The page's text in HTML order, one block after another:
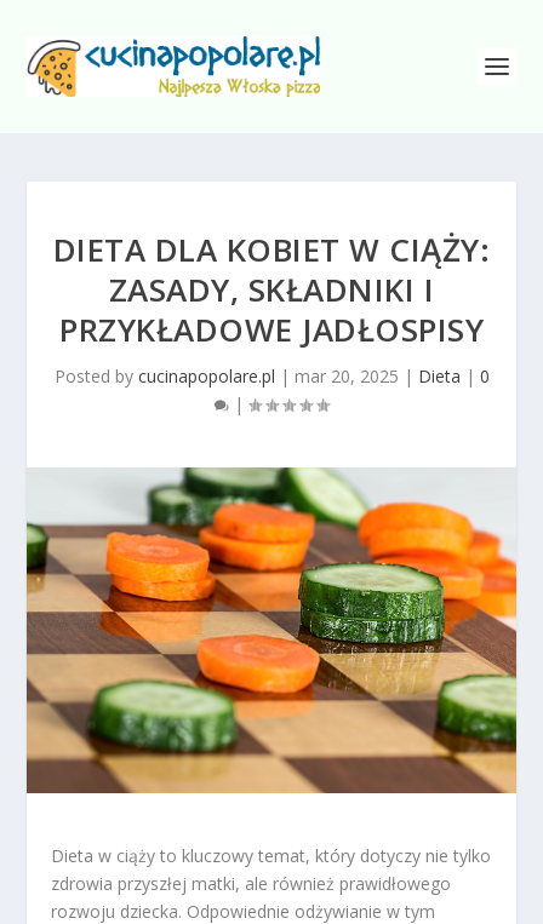
DIETA DLA KOBIET W CIĄŻY:
ZASADY, SKŁADNIKI I
PRZYKŁADOWE JADŁOSPISY
Posted by cucinapopolare.pl | mar 20, 2025 | Dieta | 0
|
Dieta w ciąży to kluczowy temat, który dotyczy nie tylko
zdrowia przyszłej matki, ale również prawidłowego
rozwoju dziecka. Odpowiednie odżywianie w tym